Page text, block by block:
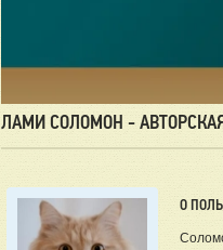
ЛАМИ СОЛОМОН -
О